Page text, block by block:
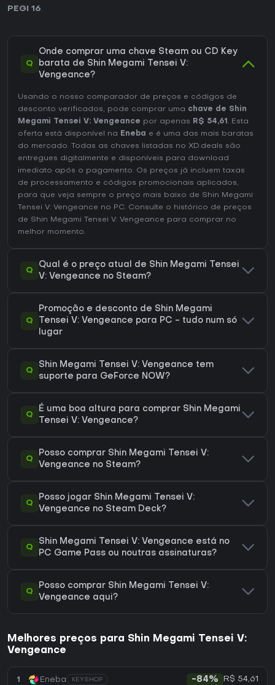
PEGI 16.
Q
Onde comprar uma chave Steam ou CD Key
barata de Shin Megami Tensei V:
Vengeance?
Usando o nosso comparador de preços e códigos de
desconto verificados, pode comprar uma chave de Shin
Megami Tensei V: Vengeance por apenas R$ 54,61 . Esta
oferta está disponível na Eneba e é uma das mais baratas
do mercado. Todas as chaves listadas no XD.deals são
entregues digitalmente e disponíveis para download
imediato após o pagamento. Os preços já incluem taxas
de processamento e códigos promocionais aplicados,
para que veja sempre o preço mais baixo de Shin Megami
Tensei V: Vengeance no PC. Consulte o histórico de preços
de Shin Megami Tensei V: Vengeance para comprar no
melhor momento.
Q
Qual é o preço atual de Shin Megami Tensei
V: Vengeance no Steam?
Q
Promoção e desconto de Shin Megami
Tensei V: Vengeance para PC - tudo num só
lugar
Q
Shin Megami Tensei V: Vengeance tem
suporte para GeForce NOW?
Q
É uma boa altura para comprar Shin Megami
Tensei V: Vengeance?
Q
Posso comprar Shin Megami Tensei V:
Vengeance no Steam?
Q
Posso jogar Shin Megami Tensei V:
Vengeance no Steam Deck?
Q
Shin Megami Tensei V: Vengeance está no
PC Game Pass ou noutras assinaturas?
Q
Posso comprar Shin Megami Tensei V:
Vengeance aqui?
Melhores preços para Shin Megami Tensei V:
Vengeance
1 Eneba KEYSHOP -84% R$ 54,61